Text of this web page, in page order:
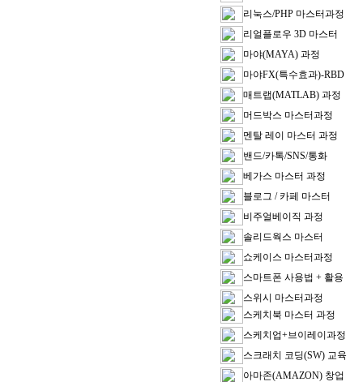
리눅스/PHP 마스터과정
리얼플로우 3D 마스터
마야(MAYA) 과정
마야FX(특수효과)-RBD
매트랩(MATLAB) 과정
머드박스 마스터과정
멘탈 레이 마스터 과정
밴드/카톡/SNS/통화
베가스 마스터 과정
블로그 / 카페 마스터
비주얼베이직 과정
솔리드웍스 마스터
쇼케이스 마스터과정
스마트폰 사용법 + 활용
스위시 마스터과정
스케치북 마스터 과정
스케치업+브이레이과정
스크래치 코딩(SW) 교육
아마존(AMAZON) 창업